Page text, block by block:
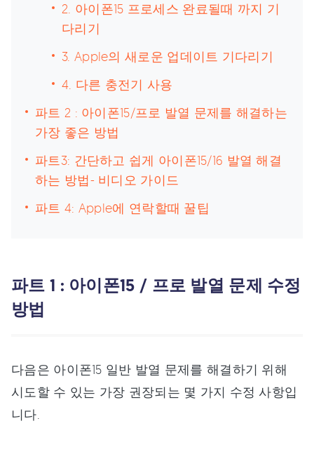
2. 아이폰15 프로세스 완료될때 까지 기
다리기
3. Apple의 새로운 업데이트 기다리기
4. 다른 충전기 사용
파트 2 : 아이폰15/프로 발열 문제를 해결하는
가장 좋은 방법
파트3: 간단하고 쉽게 아이폰15/16 발열 해결
하는 방법- 비디오 가이드
파트 4: Apple에 연락할때 꿀팁
파트 1 : 아이폰15 / 프로 발열 문제 수정
방법
다음은 아이폰15 일반 발열 문제를 해결하기 위해
시도할 수 있는 가장 권장되는 몇 가지 수정 사항입
니다.